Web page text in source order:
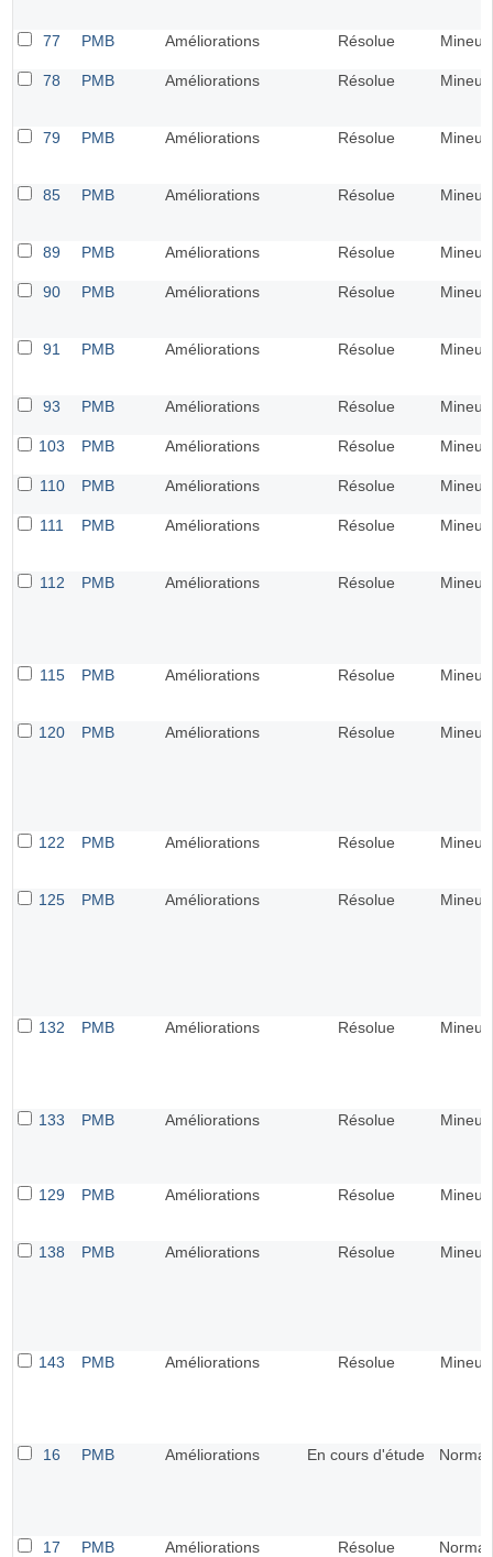
77 PMB Améliorations Résolue Mineur
78 PMB Améliorations Résolue Mineur
79 PMB Améliorations Résolue Mineur
85 PMB Améliorations Résolue Mineur
89 PMB Améliorations Résolue Mineur
90 PMB Améliorations Résolue Mineur
91 PMB Améliorations Résolue Mineur
93 PMB Améliorations Résolue Mineur
103 PMB Améliorations Résolue Mineur
110 PMB Améliorations Résolue Mineur
111 PMB Améliorations Résolue Mineur
112 PMB Améliorations Résolue Mineur
115 PMB Améliorations Résolue Mineur
120 PMB Améliorations Résolue Mineur
122 PMB Améliorations Résolue Mineur
125 PMB Améliorations Résolue Mineur
132 PMB Améliorations Résolue Mineur
133 PMB Améliorations Résolue Mineur
129 PMB Améliorations Résolue Mineur
138 PMB Améliorations Résolue Mineur
143 PMB Améliorations Résolue Mineur
16 PMB Améliorations En cours d'étude Normal
17 PMB Améliorations Résolue Normal